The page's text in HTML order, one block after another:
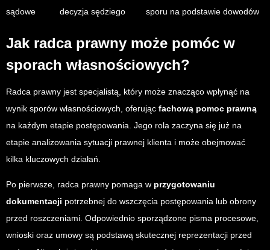
sądowe decyzja sędziego sporu na podstawie dowodów
Jak radca prawny może pomóc w
sporach własnościowych?
Radca prawny jest specjalistą, który może znacząco wpłynąć na
wynik sporów własnościowych, oferując fachową pomoc prawną
na każdym etapie postępowania. Jego rola zaczyna się już na
etapie analizowania sytuacji prawnej klienta i może obejmować
kilka kluczowych działań.
Po pierwsze, radca prawny pomaga w przygotowaniu
dokumentacji potrzebnej do wszczęcia postępowania lub obrony
przed roszczeniami. Odpowiednio sporządzone pisma procesowe,
wnioski oraz umowy są podstawą skutecznej reprezentacji przed